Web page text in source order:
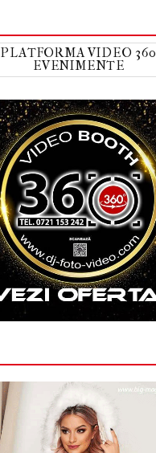
PLATFORMA VIDEO 360
EVENIMENTE